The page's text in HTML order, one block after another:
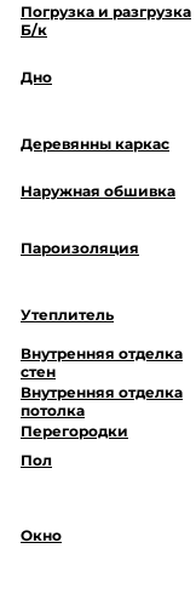
Погрузка и разгрузка
Б/к
Дно
Деревянны каркас
Наружная обшивка
Пароизоляция
Утеплитель
Внутренняя отделка
стен
Внутренняя отделка
потолка
Перегородки
Пол
Окно